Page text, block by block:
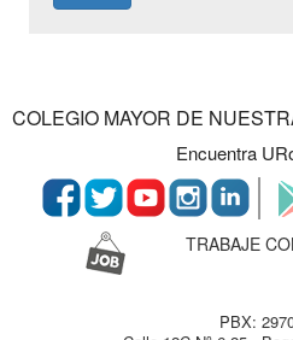
COLEGIO MAYOR DE
Encuentra
TRABAJE
PBX: